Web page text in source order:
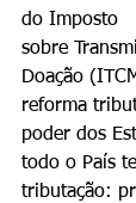
do Imposto
sobre
Doação
reforma
poder dos
todo o País
tributação: